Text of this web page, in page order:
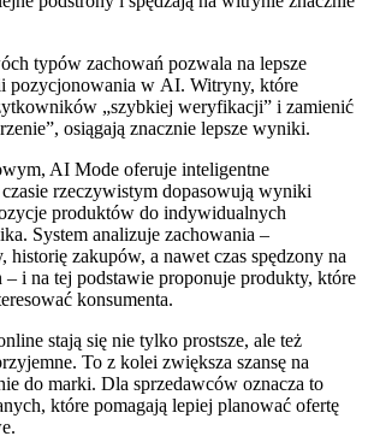
typów zachowań pozwala na lepsze
pozycjonowania w AI. Witryny, które
„szybkiej weryfikacji” i zamienić
osiągają znacznie lepsze wyniki.
AI Mode oferuje inteligentne
rzeczywistym dopasowują wyniki
produktów do indywidualnych
System analizuje zachowania –
historię zakupów, a nawet czas spędzony na
– i na tej podstawie proponuje produkty, które
konsumenta.
stają się nie tylko prostsze, ale też
To z kolei zwiększa szansę na
do marki. Dla sprzedawców oznacza to
które pomagają lepiej planować ofertę